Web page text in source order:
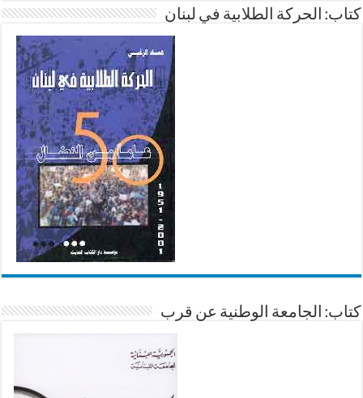
كتاب: الحركة الطلابية في لبنان
كتاب: الجامعة الوطنية عن قرب